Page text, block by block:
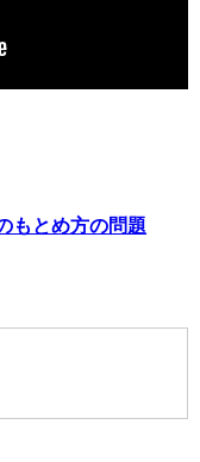
もとめ方の問題